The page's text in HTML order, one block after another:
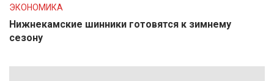
ЭКОНОМИКА
Нижнекамские шинники готовятся к зимнему
сезону